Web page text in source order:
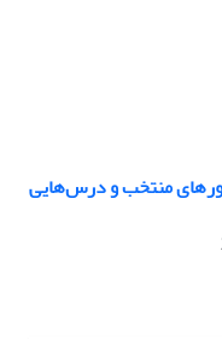
منتخب و درس‌هایی